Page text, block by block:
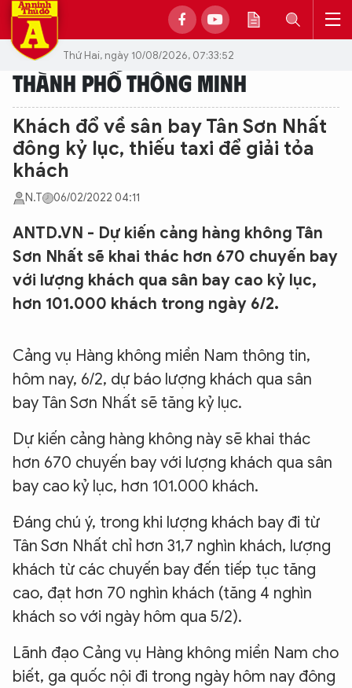
Thứ Hai, ngày 10/08/2026, 07:33:52
THÀNH PHỐ THÔNG MINH
Khách đổ về sân bay Tân Sơn Nhất
đông kỷ lục, thiếu taxi để giải tỏa
khách
N.T 06/02/2022 04:11
ANTD.VN - Dự kiến cảng hàng không Tân
Sơn Nhất sẽ khai thác hơn 670 chuyến bay
với lượng khách qua sân bay cao kỷ lục,
hơn 101.000 khách trong ngày 6/2.
Cảng vụ Hàng không miền Nam thông tin,
hôm nay, 6/2, dự báo lượng khách qua sân
bay Tân Sơn Nhất sẽ tăng kỷ lục.
Dự kiến cảng hàng không này sẽ khai thác
hơn 670 chuyến bay với lượng khách qua sân
bay cao kỷ lục, hơn 101.000 khách.
Đáng chú ý, trong khi lượng khách bay đi từ
Tân Sơn Nhất chỉ hơn 31,7 nghìn khách, lượng
khách từ các chuyến bay đến tiếp tục tăng
cao, đạt hơn 70 nghìn khách (tăng 4 nghìn
khách so với ngày hôm qua 5/2).
Lãnh đạo Cảng vụ Hàng không miền Nam cho
biết, ga quốc nội đi trong ngày hôm nay đông